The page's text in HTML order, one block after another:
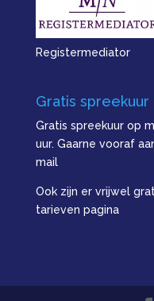
Registermediator
Gratis spreekuur
Gratis spreekuur op
uur. Gaarne vooraf
mail
Ook zijn er vrijwel
tarieven pagina